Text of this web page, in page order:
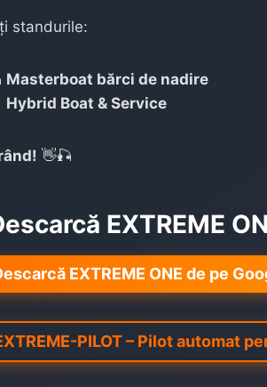
standurile:
Masterboat bărci de nadire
Hybrid Boat & Service
👋🎣
EXTREME
EXTREME ONE de pe
PILOT – Pilot automat